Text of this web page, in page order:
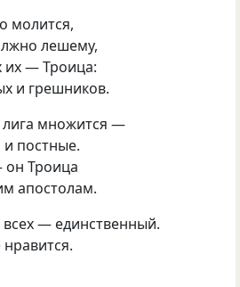
молится,
лешему,
их — Троица:
и грешников.
лига множится —
и постные.
Троица
апостолам.
— единственный.